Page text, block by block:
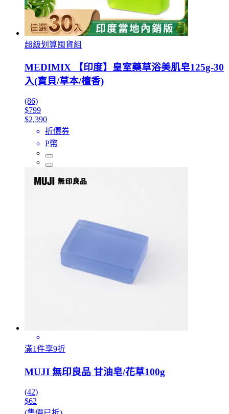
超級划算囤貨組
MEDIMIX 【印度】皇室藥草浴美肌皂125g-30
入(寶貝/草本/檀香)
(86)
$799
$2,390
折價券
P幣
滿1件享9折
MUJI 無印良品 甘油皂/花草100g
(42)
$62